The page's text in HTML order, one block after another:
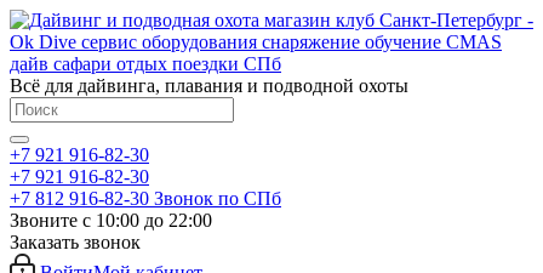
Всё для дайвинга, плавания и подводной охоты
+7 921 916-82-30
+7 921 916-82-30
+7 812 916-82-30 Звонок по СПб
Звоните с 10:00 до 22:00
Заказать звонок